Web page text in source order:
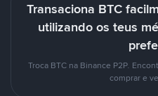
Transaciona BTC
utilizando os teus
Troca BTC na Binance P2P.
comprar e